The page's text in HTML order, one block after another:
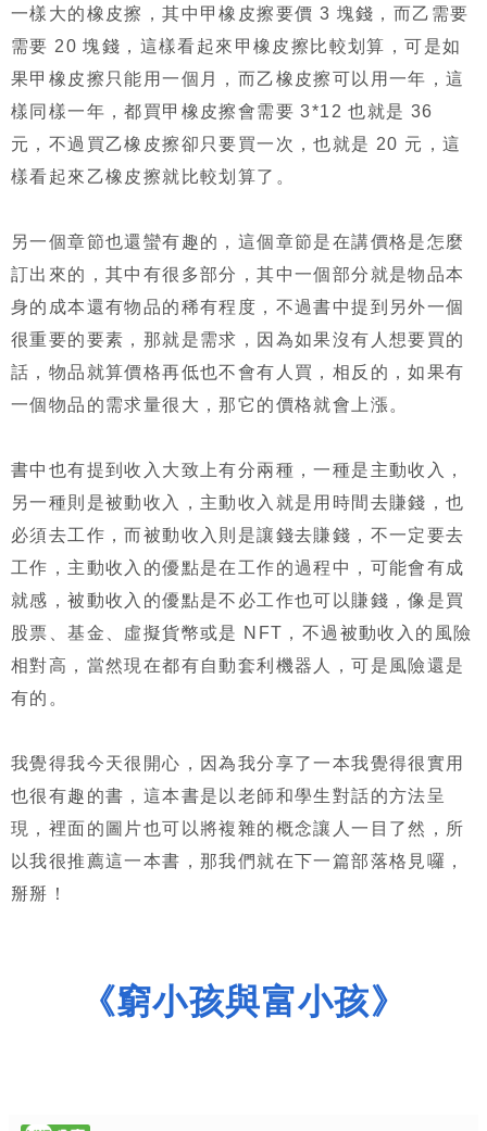
一樣大的橡皮擦，其中甲橡皮擦要價 3 塊錢，而乙需要
需要 20 塊錢，這樣看起來甲橡皮擦比較划算，可是如
果甲橡皮擦只能用一個月，而乙橡皮擦可以用一年，這
樣同樣一年，都買甲橡皮擦會需要 3*12 也就是 36
元，不過買乙橡皮擦卻只要買一次，也就是 20 元，這
樣看起來乙橡皮擦就比較划算了。
另一個章節也還蠻有趣的，這個章節是在講價格是怎麼
訂出來的，其中有很多部分，其中一個部分就是物品本
身的成本還有物品的稀有程度，不過書中提到另外一個
很重要的要素，那就是需求，因為如果沒有人想要買的
話，物品就算價格再低也不會有人買，相反的，如果有
一個物品的需求量很大，那它的價格就會上漲。
書中也有提到收入大致上有分兩種，一種是主動收入，
另一種則是被動收入，主動收入就是用時間去賺錢，也
必須去工作，而被動收入則是讓錢去賺錢，不一定要去
工作，主動收入的優點是在工作的過程中，可能會有成
就感，被動收入的優點是不必工作也可以賺錢，像是買
股票、基金、虛擬貨幣或是 NFT，不過被動收入的風險
相對高，當然現在都有自動套利機器人，可是風險還是
有的。
我覺得我今天很開心，因為我分享了一本我覺得很實用
也很有趣的書，這本書是以老師和學生對話的方法呈
現，裡面的圖片也可以將複雜的概念讓人一目了然，所
以我很推薦這一本書，那我們就在下一篇部落格見囉，
掰掰！
《窮小孩與富小孩》